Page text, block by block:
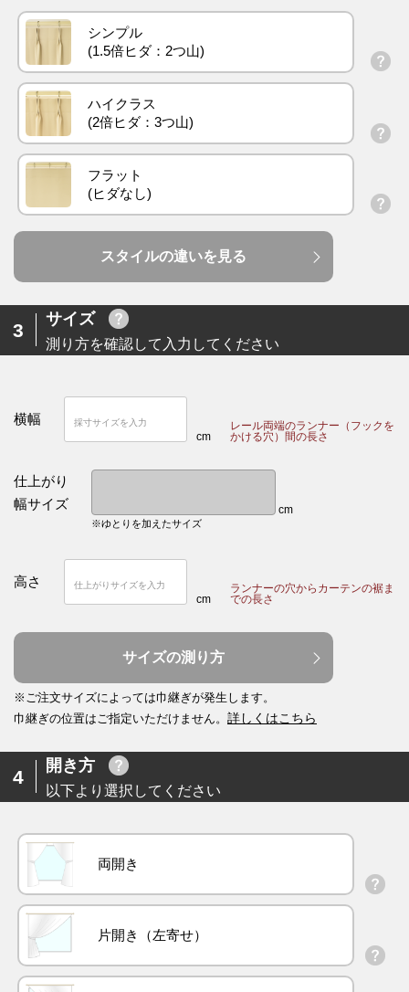
シンプル
ハイクラス
フラット
スタイルの違いを見る
3
サイズ
測り方を確認して入力してください
横幅
cm
レール両端のランナー（フックを
かける穴）間の長さ
仕上がり
幅サイズ
cm
※ゆとりを加えたサイズ
高さ
cm
ランナーの穴からカーテンの裾ま
での長さ
サイズの測り方
※ご注文サイズによっては巾継ぎが発生します。
巾継ぎの位置はご指定いただけません。 詳しくはこちら
4
開き方
以下より選択してください
両開き
片開き（左寄せ）